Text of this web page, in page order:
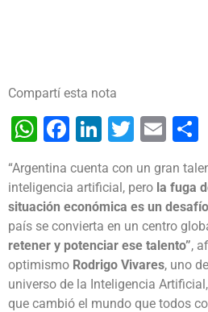
Compartí esta nota
WhatsApp
Facebook
LinkedIn
Twitter
“Argentina cuenta con un gran
inteligencia artificial, pero la fuga
situación económica es un
país se convierta en un centro
retener y potenciar ese talento”,
optimismo Rodrigo Vivares, uno
universo de la Inteligencia
que cambió el mundo que todos